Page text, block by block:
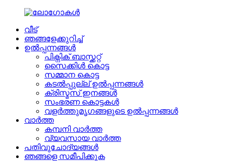
വീട്
ഞങ്ങളേക്കുറിച്ച്
ഉൽപ്പന്നങ്ങൾ
പിക്നിക് ബാസ്ക്കറ്റ്
സൈക്കിൾ കൊട്ട
സമ്മാന കൊട്ട
കടൽപ്പുല്ല് ഉൽപ്പന്നങ്ങൾ
ക്രിസ്മസ് ഇനങ്ങൾ
സംഭരണ ​​കൊട്ടകൾ
വളർത്തുമൃഗങ്ങളുടെ ഉൽപ്പന്നങ്ങൾ
വാർത്ത
കമ്പനി വാർത്ത
വ്യവസായ വാർത്ത
പതിവുചോദ്യങ്ങൾ
ഞങ്ങളെ സമീപിക്കുക